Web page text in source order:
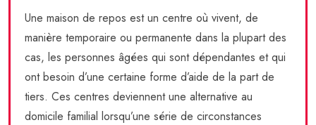
Une maison de repos est un centre où vivent, de
manière temporaire ou permanente dans la plupart des
cas, les personnes âgées qui sont dépendantes et qui
ont besoin d’une certaine forme d’aide de la part de
tiers. Ces centres deviennent une alternative au
domicile familial lorsqu’une série de circonstances